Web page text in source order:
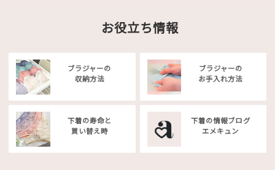
お役立ち情報
ブラジャーの
収納方法
ブラジャーの
お手入れ方法
下着の寿命と
買い替え時
下着の情報ブログ
エメキュン